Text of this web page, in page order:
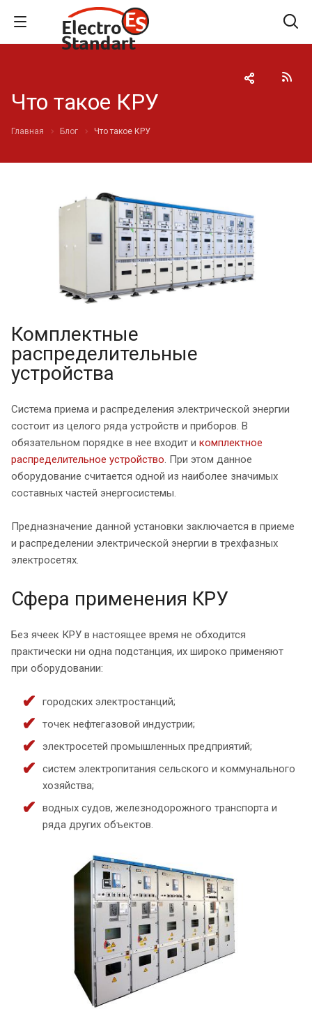
Что такое КРУ
Главная Блог Что такое КРУ
Комплектные
распределительные
устройства
Система приема и распределения электрической энергии
состоит из целого ряда устройств и приборов. В
обязательном порядке в нее входит и комплектное
распределительное устройство. При этом данное
оборудование считается одной из наиболее значимых
составных частей энергосистемы.
Предназначение данной установки заключается в приеме
и распределении электрической энергии в трехфазных
электросетях.
Сфера применения КРУ
Без ячеек КРУ в настоящее время не обходится
практически ни одна подстанция, их широко применяют
при оборудовании:
городских электростанций;
точек нефтегазовой индустрии;
электросетей промышленных предприятий;
систем электропитания сельского и коммунального
хозяйства;
водных судов, железнодорожного транспорта и
ряда других объектов.